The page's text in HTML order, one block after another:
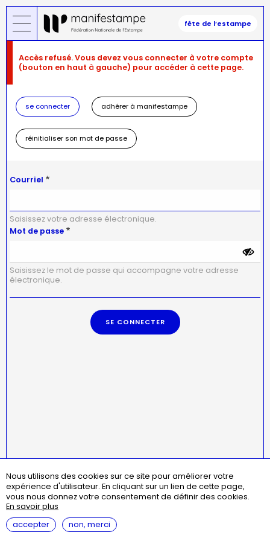
Aller
au
contenu
fête de l’estampe
Message
d'erreur
Accès refusé. Vous devez vous connecter à votre compte
(bouton en haut à gauche) pour accéder à cette page.
se connecter adhérer à manifestampe
réinitialiser son mot de passe
Courriel
Saisissez votre adresse électronique.
Mot de passe
Saisissez le mot de passe qui accompagne votre adresse
électronique.
Menu
Pied
de
page
missions statuts
règlement intérieur
assemblées générales
contact
questions fréquentes
mentions légales
Nous utilisons des cookies sur ce site pour améliorer votre
expérience d'utilisateur. En cliquant sur un lien de cette page,
vous nous donnez votre consentement de définir des cookies.
En savoir plus
accepter
non, merci